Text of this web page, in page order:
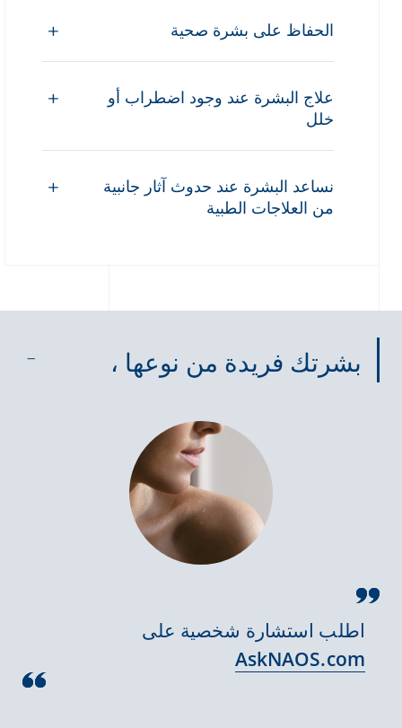
الحفاظ على بشرة صحية
علاج البشرة عند وجود اضطراب أو
خلل
نساعد البشرة عند حدوث آثار جانبية
من العلاجات الطبية
بشرتك فريدة من نوعها ،
اطلب استشارة شخصية على
AskNAOS.com